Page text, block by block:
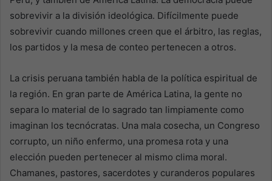
sobrevivir a la división ideológica. Difícilmente puede
sobrevivir cuando millones creen que el árbitro, las reglas,
los partidos y la mesa de conteo pertenecen a otros.
La crisis peruana también habla de la política espiritual de
la región. En gran parte de América Latina, la gente no
separa lo material de lo sagrado tan limpiamente como
imaginan los tecnócratas. Una mala cosecha, un Congreso
corrupto, un niño enfermo, una promesa rota y una
elección pueden pertenecer al mismo clima moral.
Chamanes, pastores, sacerdotes y curanderos populares